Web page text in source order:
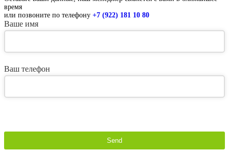
время
или позвоните по телефону +7 (922) 181 10 80
Ваше имя
Ваш телефон
Send
This